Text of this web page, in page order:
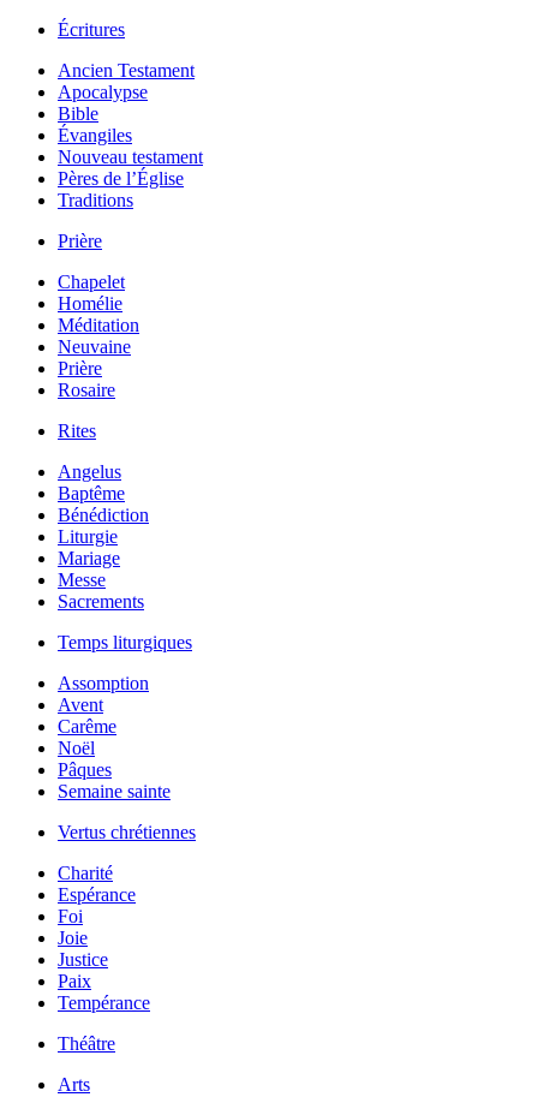
Écritures
Ancien Testament
Apocalypse
Bible
Évangiles
Nouveau testament
Pères de l’Église
Traditions
Prière
Chapelet
Homélie
Méditation
Neuvaine
Prière
Rosaire
Rites
Angelus
Baptême
Bénédiction
Liturgie
Mariage
Messe
Sacrements
Temps liturgiques
Assomption
Avent
Carême
Noël
Pâques
Semaine sainte
Vertus chrétiennes
Charité
Espérance
Foi
Joie
Justice
Paix
Tempérance
Théâtre
Arts